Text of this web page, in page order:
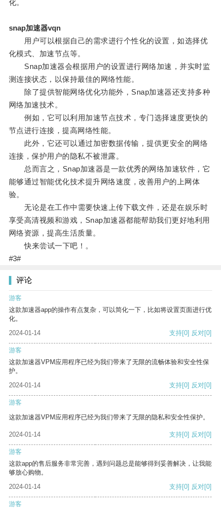
化。
snap加速器vqn
用户可以根据自己的需求进行个性化的设置，如选择优
化模式、加速节点等。
Snap加速器会根据用户的设置进行网络加速，并实时监
测连接状态，以保持最佳的网络性能。
除了提供智能网络优化功能外，Snap加速器还支持多种
网络加速技术。
例如，它可以利用加速节点技术，专门选择速度更快的
节点进行连接，提高网络性能。
此外，它还可以通过加密数据传输，提供更安全的网络
连接，保护用户的隐私不被泄露。
总而言之，Snap加速器是一款优秀的网络加速软件，它
能够通过智能优化技术提升网络速度，改善用户的上网体
验。
无论是在工作中需要快速上传下载文件，还是在娱乐时
享受高清视频和游戏，Snap加速器都能帮助我们更好地利用
网络资源，提高生活质量。
快来尝试一下吧！。
#3#
评论
游客
这款加速器app的操作有点复杂，可以简化一下，比如将设置页面进行优
化。
2024-01-14
支持[0] 反对[0]
游客
这款加速器VPM应用程序已经为我们带来了无限的流畅体验和安全性保
护。
2024-01-14
支持[0] 反对[0]
游客
这款加速器VPM应用程序已经为我们带来了无限的隐私和安全性保护。
2024-01-14 支持[0] 反对[0]
游客
这款app的售后服务非常完善，遇到问题总是能够得到妥善解决，让我能
够放心购物。
2024-01-14
支持[0] 反对[0]
游客